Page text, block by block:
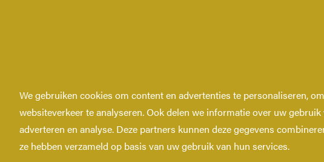
Copyright © 2026 Kloosterleven.
We gebruiken cookies om content en advertenties te personaliseren,
websiteverkeer te analyseren. Ook delen we informatie over uw
adverteren en analyse. Deze partners kunnen deze gegevens
ze hebben verzameld op basis van uw gebruik van hun services.